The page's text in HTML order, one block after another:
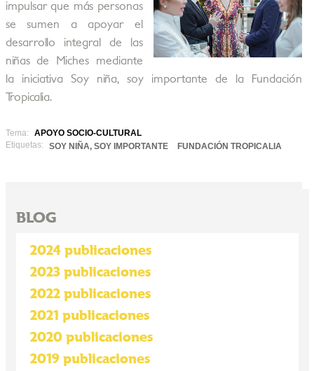
impulsar que más personas
se sumen a apoyar el
desarrollo integral de las
niñas de Miches mediante
la iniciativa Soy niña, soy importante de la Fundación
Tropicalia.
Tema:
APOYO SOCIO-CULTURAL
Etiquetas:
SOY NIÑA, SOY IMPORTANTE FUNDACIÓN TROPICALIA
BLOG
2024 publicaciones
2023 publicaciones
2022 publicaciones
2021 publicaciones
2020 publicaciones
2019 publicaciones